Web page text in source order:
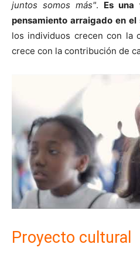
juntos somos más". Es una
pensamiento arraigado en
los individuos crecen con la
crece con la contribución de
Proyecto cultural